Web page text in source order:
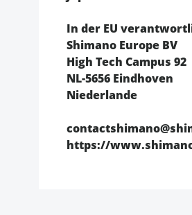
In der EU
Shimano Europe BV
High Tech Campus 92
NL-5656 Eindhoven
Niederlande
https://